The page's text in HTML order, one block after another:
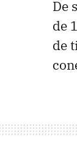
De
de
de